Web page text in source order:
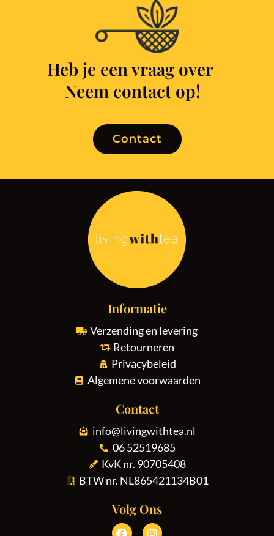
Heb je een vraag overk
Neem contact op!
Contact
Informatie
Verzending en levering
Retourneren
Privacybeleid
Algemene voorwaarden
Contact
info@livingwithtea.nl
06 52519685
KvK nr. 90705408
BTW nr. NL865421134B01
Volg Ons